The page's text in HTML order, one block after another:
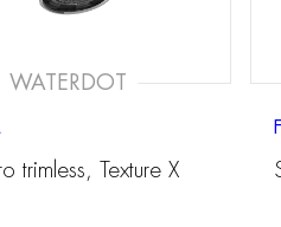
WATERDOT
trimless, Texture X